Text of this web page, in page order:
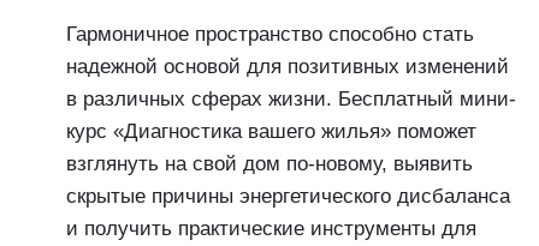
Гармоничное пространство способно стать
надежной основой для позитивных изменений
в различных сферах жизни. Бесплатный мини-
курс «Диагностика вашего жилья» поможет
взглянуть на свой дом по-новому, выявить
скрытые причины энергетического дисбаланса
и получить практические инструменты для